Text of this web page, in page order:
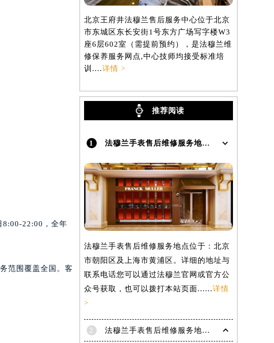
提前预约）
8:00-22:00，全年
范围覆盖全国。客
北京王府井法穆兰售后服务中心位于北京
市东城区东长安街1号东方广场写字楼W3
座6层602室（需提前预约），是法穆兰维
修保养服务网点,中心技师均接受标准培
训....详情 >
推荐阅读
1 法穆兰手表售后维修服务地点在哪里呢？
法穆兰手表售后维修服务地点位于：北京
市朝阳区及上海市黄浦区。详细的地址与
联系电话您可以通过法穆兰官网或官方公
众号获取，也可以拨打本站页面......详情
>
2 法穆兰手表售后维修服务地点电话是多少？